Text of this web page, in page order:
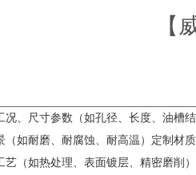
【
况、尺寸参数（如孔径、长度、油槽
（如耐磨、耐腐蚀、耐高温）定制材
艺（如热处理、表面镀层、精密磨削